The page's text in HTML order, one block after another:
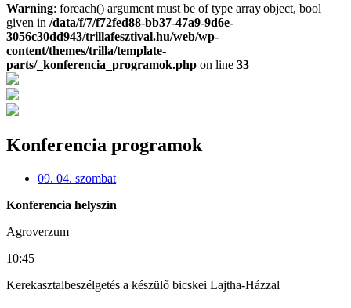
Warning: foreach() argument must be of type array|object, bool
given in /data/f/7/f72fed88-bb37-47a9-9d6e-
3056c30dd943/trillafesztival.hu/web/wp-
content/themes/trilla/template-
parts/_konferencia_programok.php on line 33
Konferencia programok
09. 04. szombat
Konferencia helyszín
Agroverzum
10:45
Kerekasztalbeszélgetés a készülő bicskei Lajtha-Házzal